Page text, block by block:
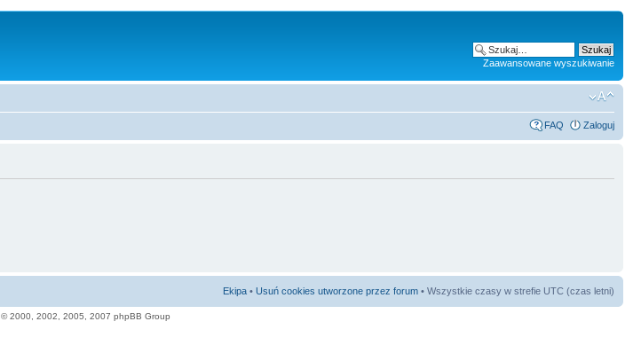
Zaawansowane wyszukiwanie
FAQ Zaloguj
Ekipa • Usuń cookies utworzone przez forum • Wszystkie czasy w strefie UTC (czas letni)
© 2000, 2002, 2005, 2007 phpBB Group